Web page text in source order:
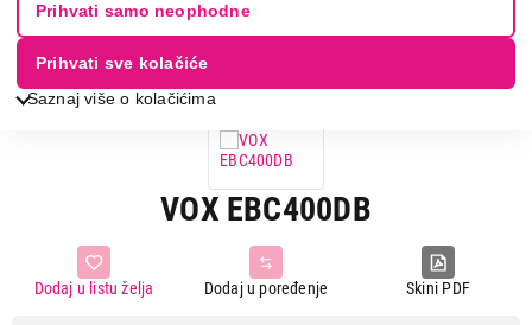
Saznaj više o kolačićima
Prihvati samo neophodne
Prihvati sve kolačiće
VOX EBC400DB
Skini PDF
Dodaj u poređenje
Dodaj u listu želja